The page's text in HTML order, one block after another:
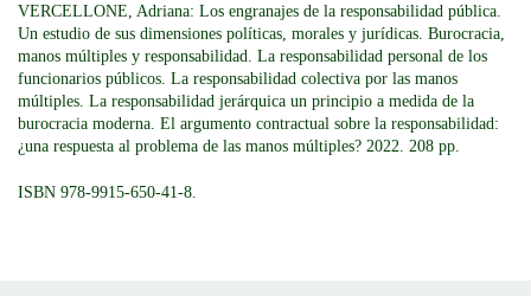
VERCELLONE, Adriana: Los engranajes de la responsabilidad pública.
Un estudio de sus dimensiones políticas, morales y jurídicas. Burocracia,
manos múltiples y responsabilidad. La responsabilidad personal de los
funcionarios públicos. La responsabilidad colectiva por las manos
múltiples. La responsabilidad jerárquica un principio a medida de la
burocracia moderna. El argumento contractual sobre la responsabilidad:
¿una respuesta al problema de las manos múltiples? 2022. 208 pp.
ISBN 978-9915-650-41-8.